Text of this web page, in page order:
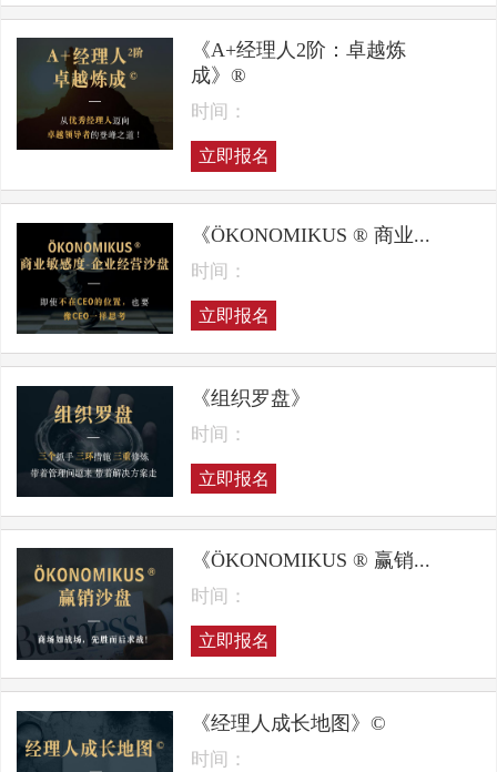
《A+经理人2阶：卓越炼
成》®
时间：
立即报名
《ÖKONOMIKUS ® 商业...
时间：
立即报名
《组织罗盘》
时间：
立即报名
《ÖKONOMIKUS ® 赢销...
时间：
立即报名
《经理人成长地图》©
时间：